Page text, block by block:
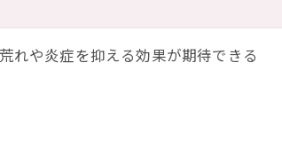
れや炎症を抑える効果が期待できる